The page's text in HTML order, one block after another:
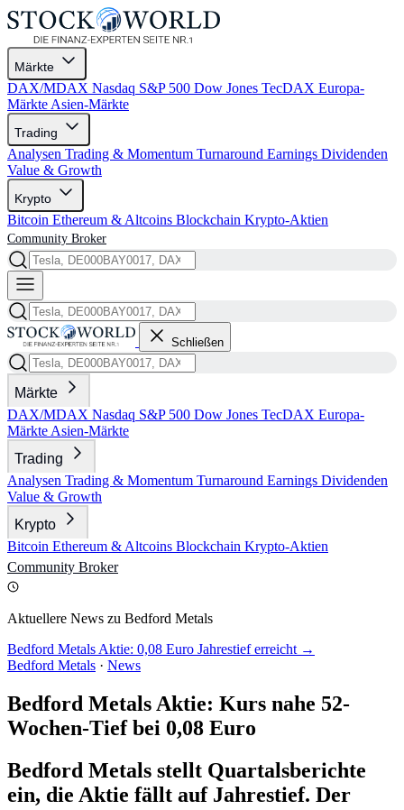
Märkte
DAX/MDAX Nasdaq S&P 500 Dow Jones TecDAX Europa-
Märkte Asien-Märkte
Trading
Analysen Trading & Momentum Turnaround Earnings Dividenden
Value & Growth
Krypto
Bitcoin Ethereum & Altcoins Blockchain Krypto-Aktien
Community Broker
Schließen
Märkte
DAX/MDAX Nasdaq S&P 500 Dow Jones TecDAX Europa-
Märkte Asien-Märkte
Trading
Analysen Trading & Momentum Turnaround Earnings Dividenden
Value & Growth
Krypto
Bitcoin Ethereum & Altcoins Blockchain Krypto-Aktien
Community Broker
Aktuellere News zu Bedford Metals
Bedford Metals Aktie: 0,08 Euro Jahrestief erreicht →
Bedford Metals · News
Bedford Metals Aktie: Kurs nahe 52-
Wochen-Tief bei 0,08 Euro
Bedford Metals stellt Quartalsberichte
ein, die Aktie fällt auf Jahrestief. Der